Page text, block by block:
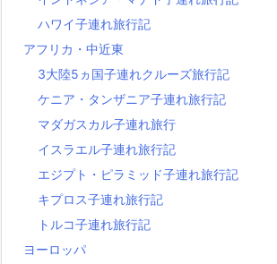
ハワイ子連れ旅行記
アフリカ・中近東
3大陸5ヵ国子連れクルーズ旅行記
ケニア・タンザニア子連れ旅行記
マダガスカル子連れ旅行
イスラエル子連れ旅行記
エジプト・ピラミッド子連れ旅行記
キプロス子連れ旅行記
トルコ子連れ旅行記
ヨーロッパ